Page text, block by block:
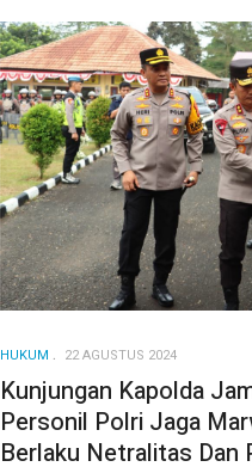
HUKUM 22 AGUSTUS 2024
Kunjungan Kapolda
Personil Polri Jaga
Berlaku Netralitas Dan